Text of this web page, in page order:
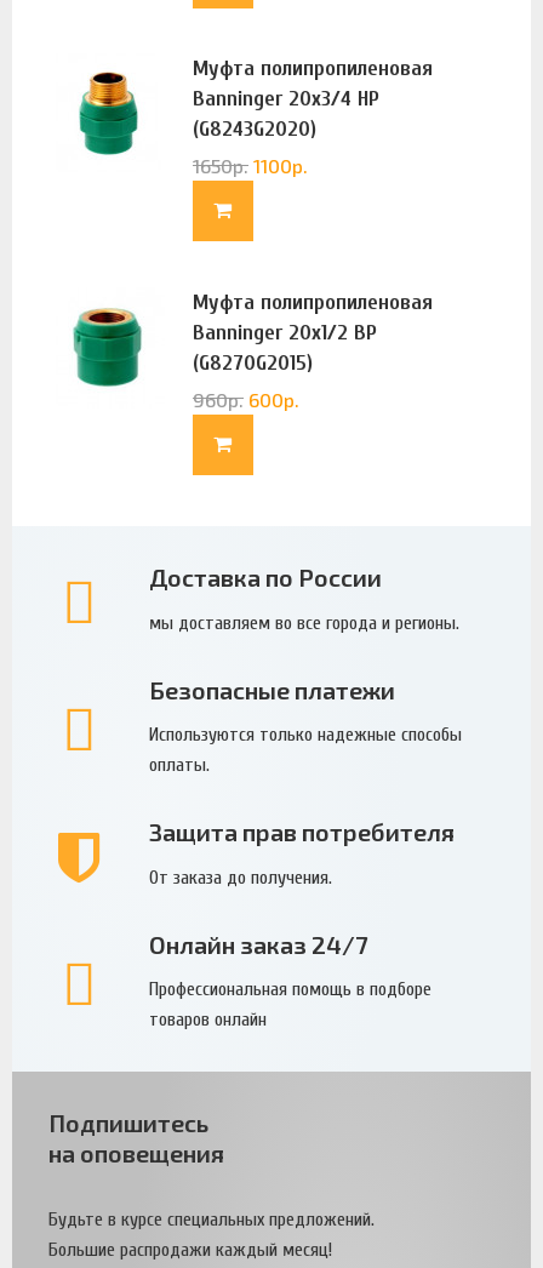
Муфта полипропиленовая
Banninger 20х3/4 НР
(G8243G2020)
1650р. 1100р.
Муфта полипропиленовая
Banninger 20х1/2 ВР
(G8270G2015)
960р. 600р.
Доставка по России
мы доставляем во все города и регионы.
Безопасные платежи
Используются только надежные способы
оплаты.
Защита прав потребителя
От заказа до получения.
Онлайн заказ 24/7
Профессиональная помощь в подборе
товаров онлайн
Подпишитесь
на оповещения
Будьте в курсе специальных предложений.
Большие распродажи каждый месяц!